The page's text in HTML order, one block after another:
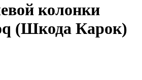
колонки
(Шкода Карок)